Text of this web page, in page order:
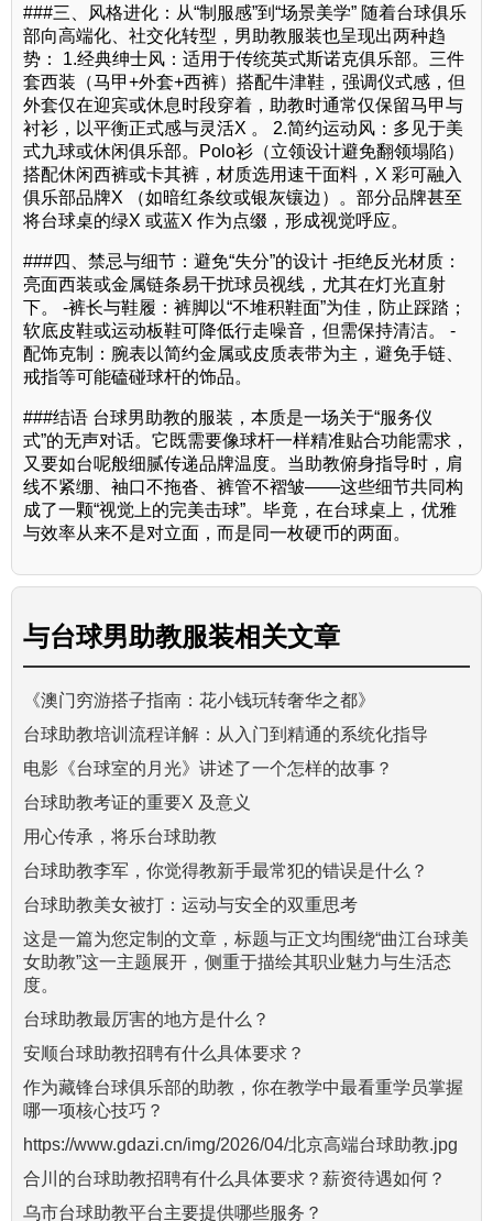
###三、风格进化：从“制服感”到“场景美学” 随着台球俱乐
部向高端化、社交化转型，男助教服装也呈现出两种趋
势： 1.经典绅士风：适用于传统英式斯诺克俱乐部。三件
套西装（马甲+外套+西裤）搭配牛津鞋，强调仪式感，但
外套仅在迎宾或休息时段穿着，助教时通常仅保留马甲与
衬衫，以平衡正式感与灵活X 。 2.简约运动风：多见于美
式九球或休闲俱乐部。Polo衫（立领设计避免翻领塌陷）
搭配休闲西裤或卡其裤，材质选用速干面料，X 彩可融入
俱乐部品牌X （如暗红条纹或银灰镶边）。部分品牌甚至
将台球桌的绿X 或蓝X 作为点缀，形成视觉呼应。
###四、禁忌与细节：避免“失分”的设计 -拒绝反光材质：
亮面西装或金属链条易干扰球员视线，尤其在灯光直射
下。 -裤长与鞋履：裤脚以“不堆积鞋面”为佳，防止踩踏；
软底皮鞋或运动板鞋可降低行走噪音，但需保持清洁。 -
配饰克制：腕表以简约金属或皮质表带为主，避免手链、
戒指等可能磕碰球杆的饰品。
###结语 台球男助教的服装，本质是一场关于“服务仪
式”的无声对话。它既需要像球杆一样精准贴合功能需求，
又要如台呢般细腻传递品牌温度。当助教俯身指导时，肩
线不紧绷、袖口不拖沓、裤管不褶皱——这些细节共同构
成了一颗“视觉上的完美击球”。毕竟，在台球桌上，优雅
与效率从来不是对立面，而是同一枚硬币的两面。
与台球男助教服装相关文章
《澳门穷游搭子指南：花小钱玩转奢华之都》
台球助教培训流程详解：从入门到精通的系统化指导
电影《台球室的月光》讲述了一个怎样的故事？
台球助教考证的重要X 及意义
用心传承，将乐台球助教
台球助教李军，你觉得教新手最常犯的错误是什么？
台球助教美女被打：运动与安全的双重思考
这是一篇为您定制的文章，标题与正文均围绕“曲江台球美
女助教”这一主题展开，侧重于描绘其职业魅力与生活态
度。
台球助教最厉害的地方是什么？
安顺台球助教招聘有什么具体要求？
作为藏锋台球俱乐部的助教，你在教学中最看重学员掌握
哪一项核心技巧？
https://www.gdazi.cn/img/2026/04/北京高端台球助教.jpg
合川的台球助教招聘有什么具体要求？薪资待遇如何？
乌市台球助教平台主要提供哪些服务？